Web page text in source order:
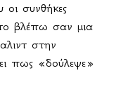
συνθήκες
βλέπω σαν μια
στην
πως «δούλεψε»